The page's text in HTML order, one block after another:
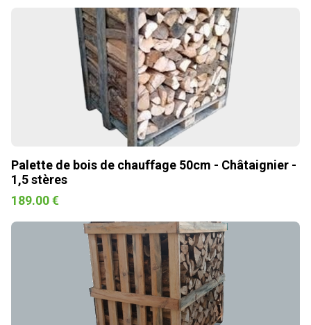
Palette de bois de chauffage 50cm - Châtaignier -
1,5 stères
189.00 €